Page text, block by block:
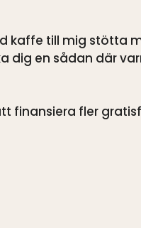
kaffe till mig stötta
dig en sådan där
finansiera fler